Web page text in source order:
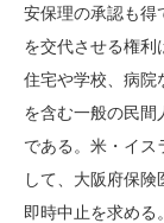
安保理の承認も得
を交代させる権利
住宅や学校、病院
を含む一般の民間
である。米・イス
して、大阪府保
即時中止を求める。